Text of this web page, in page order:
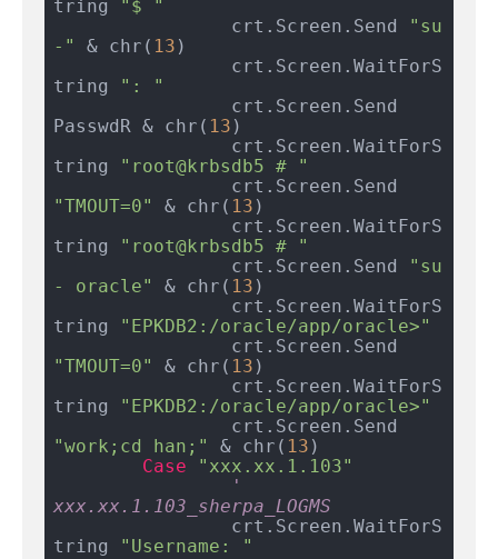
tring
"$ "
		crt.Screen.Send
"su
-"
& chr( 13 )
tring
": "
PasswdR & chr( 13 )
tring
"root@krbsdb5 # "
"TMOUT=0"
& chr( 13 )
tring
"root@krbsdb5 # "
		crt.Screen.Send
"su
- oracle"
& chr( 13 )
tring
"EPKDB2:/oracle/app/oracle>"
"TMOUT=0"
& chr( 13 )
tring
"EPKDB2:/oracle/app/oracle>"
"work;cd han;"
& chr( 13 )
Case
"xxx.xx.1.103"
'
xxx.xx.1.103_sherpa_LOGMS
tring
"Username: "